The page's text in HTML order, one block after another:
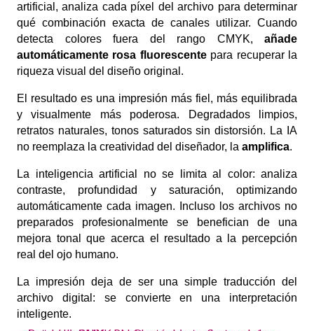
artificial, analiza cada píxel del archivo para determinar
qué combinación exacta de canales utilizar. Cuando
detecta colores fuera del rango CMYK, añade
automáticamente rosa fluorescentepara recuperar la
riqueza visual del diseño original.
El resultado es una impresión más fiel, más equilibrada
y visualmente más poderosa. Degradados limpios,
retratos naturales, tonos saturados sin distorsión. La IA
no reemplaza la creatividad del diseñador, la amplifica.
La inteligencia artificial no se limita al color: analiza
contraste, profundidad y saturación, optimizando
automáticamente cada imagen. Incluso los archivos no
preparados profesionalmente se benefician de una
mejora tonal que acerca el resultado a la percepción
real del ojo humano.
La impresión deja de ser una simple traducción del
archivo digital: se convierte en una interpretación
inteligente.